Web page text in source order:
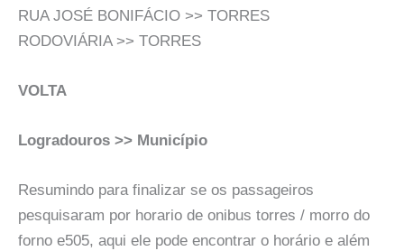
RUA JOSÉ BONIFÁCIO >> TORRES
RODOVIÁRIA >> TORRES
VOLTA
Logradouros >> Município
Resumindo para finalizar se os passageiros
pesquisaram por horario de onibus torres / morro do
forno e505, aqui ele pode encontrar o horário e além